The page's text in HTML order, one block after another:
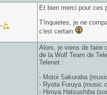
Et bien merci pour ces
T'inquietes, je ne
c'est certain
Alors, je viens de faire
de la Wolf Team de
Telenet :
- Motoi Sakuraba
- Ryota Furuya (music
- Hiroya Hatsushiba